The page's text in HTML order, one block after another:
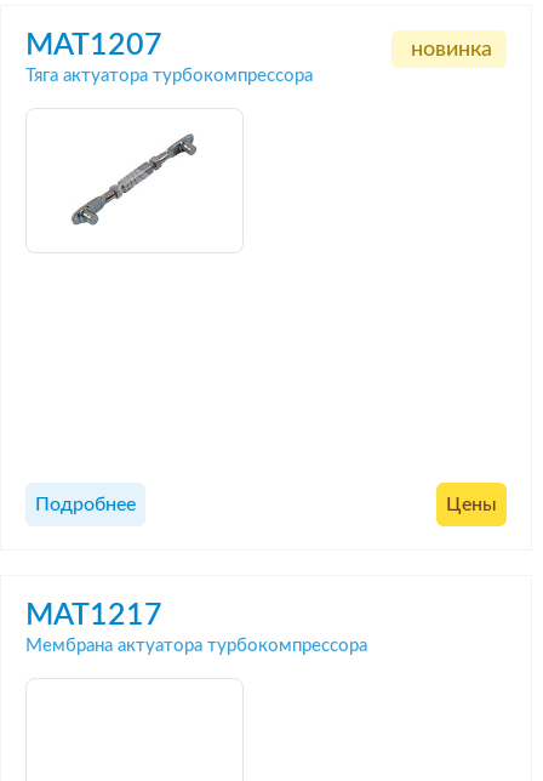
MAT1207
Тяга актуатора турбокомпрессора
новинка
Подробнее Цены
MAT1217
Мембрана актуатора турбокомпрессора